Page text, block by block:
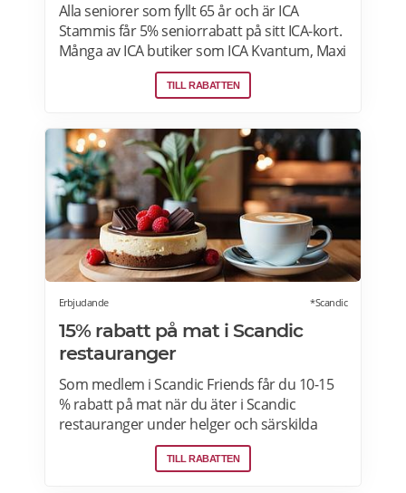
Alla seniorer som fyllt 65 år och är ICA
Stammis får 5% seniorrabatt på sitt ICA-kort.
Många av ICA butiker som ICA Kvantum, Maxi
Stormarknad eller ICA Supermarket erbjuder
pensionärsrabatt. Läs mer om vilken ICA-
stad. Gäller vissa dagar i veckan både i butik
och online. Välj din favoritbutik för att se
aktuella erbjudanden. Läs mer om
pensionärsrabatter på ICA här.
TILL RABATTEN
Erbjudande *Scandic
15% rabatt på mat i Scandic
restauranger
Som medlem i Scandic Friends får du 10-15
% rabatt på mat när du äter i Scandic
restauranger under helger och särskilda
helgdagar (vardagar). Rabatten gäller även i
hotellshoppen. Rabatt på mat gäller från
TILL RABATTEN